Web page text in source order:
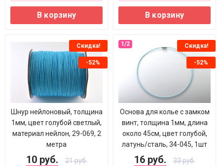
В корзину В корзину
Скидка!
-52%
Шнур нейлоновый, толщина
1мм, цвет голубой светлый,
материал нейлон, 29-069, 2
метра
10 руб. 21 руб.
Скидка!
-52%
Основа для колье с замком
винт, толщина 1мм, длина
около 45см, цвет голубой,
латунь/сталь, 34-045, 1шт
16 руб. 33 руб.